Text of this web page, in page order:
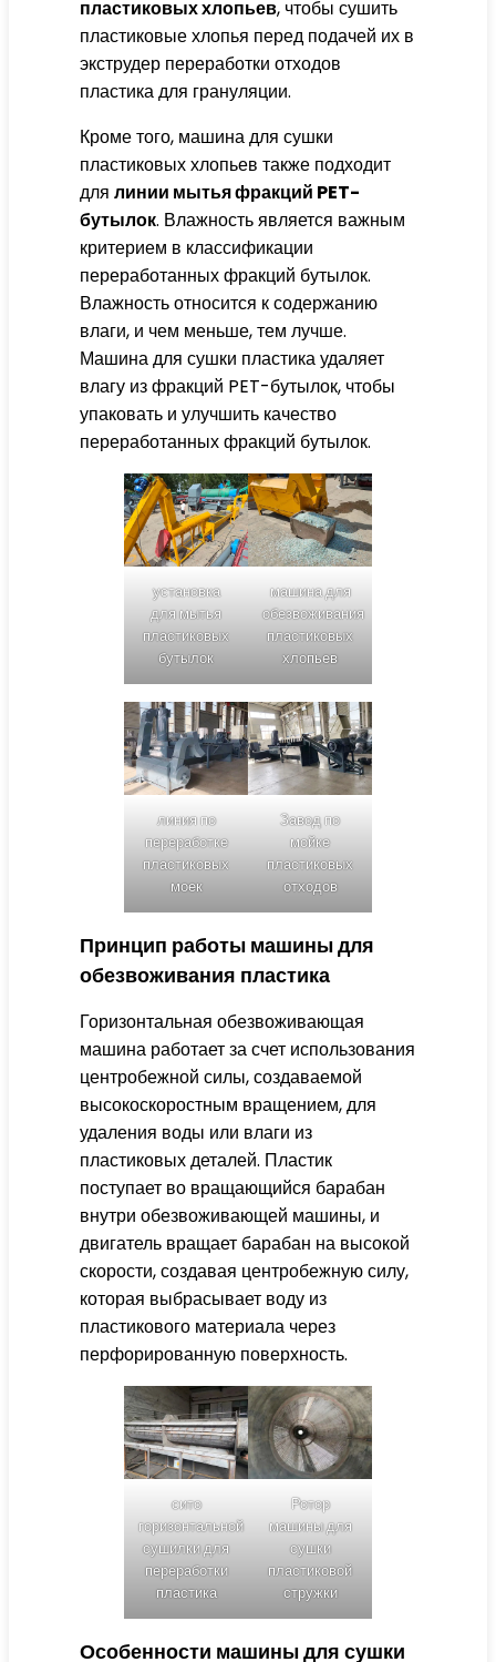
пластиковых хлопьев, чтобы сушить
пластиковые хлопья перед подачей их в
экструдер переработки отходов
пластика для грануляции.
Кроме того, машина для сушки
пластиковых хлопьев также подходит
для линии мытья фракций PET-
бутылок. Влажность является важным
критерием в классификации
переработанных фракций бутылок.
Влажность относится к содержанию
влаги, и чем меньше, тем лучше.
Машина для сушки пластика удаляет
влагу из фракций PET-бутылок, чтобы
упаковать и улучшить качество
переработанных фракций бутылок.
установка
для мытья
пластиковых
бутылок
машина для
обезвоживания
пластиковых
хлопьев
линия по
переработке
пластиковых
моек
Завод по
мойке
пластиковых
отходов
Принцип работы машины для
обезвоживания пластика
Горизонтальная обезвоживающая
машина работает за счет использования
центробежной силы, создаваемой
высокоскоростным вращением, для
удаления воды или влаги из
пластиковых деталей. Пластик
поступает во вращающийся барабан
внутри обезвоживающей машины, и
двигатель вращает барабан на высокой
скорости, создавая центробежную силу,
которая выбрасывает воду из
пластикового материала через
перфорированную поверхность.
сито
горизонтальной
сушилки для
переработки
пластика
Ротор
машины для
сушки
пластиковой
стружки
Особенности машины для сушки